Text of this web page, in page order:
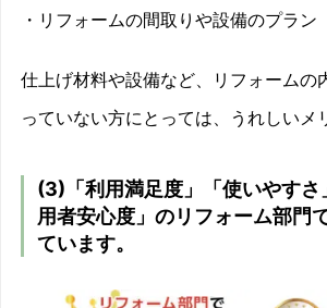
・リフォームの間取りや設備のプラン
仕上げ材料や設備など、リフォームの
っていない方にとっては、うれしいメ
(3)「利用満足度」「使いやすさ
用者安心度」のリフォーム部門
ています。